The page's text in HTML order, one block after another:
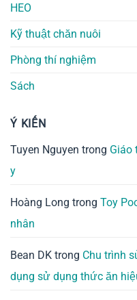
HEO
Kỹ thuật chăn nuôi
Phòng thí nghiệm
Sách
Ý KIẾN
Tuyen Nguyen trong Giáo
y
Hoàng Long trong Toy
nhân
Bean DK trong Chu trình
dụng sử dụng thức ăn